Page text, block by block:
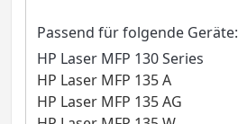
Passend für folgende Geräte:
HP Laser MFP 130 Series
HP Laser MFP 135 A
HP Laser MFP 135 AG